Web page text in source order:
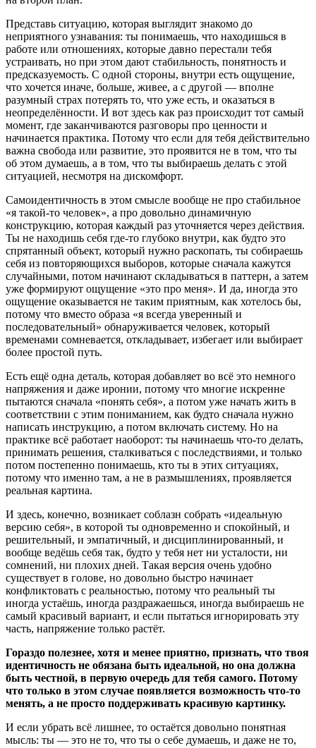
Представь ситуацию, которая выглядит знакомо до
неприятного узнавания: ты понимаешь, что находишься в
работе или отношениях, которые давно перестали тебя
устраивать, но при этом дают стабильность, понятность и
предсказуемость. С одной стороны, внутри есть ощущение,
что хочется иначе, больше, живее, а с другой — вполне
разумный страх потерять то, что уже есть, и оказаться в
неопределённости. И вот здесь как раз происходит тот самый
момент, где заканчиваются разговоры про ценности и
начинается практика. Потому что если для тебя действительно
важна свобода или развитие, это проявится не в том, что ты
об этом думаешь, а в том, что ты выбираешь делать с этой
ситуацией, несмотря на дискомфорт.
Самоидентичность в этом смысле вообще не про стабильное
«я такой-то человек», а про довольно динамичную
конструкцию, которая каждый раз уточняется через действия.
Ты не находишь себя где-то глубоко внутри, как будто это
спрятанный объект, который нужно раскопать, ты собираешь
себя из повторяющихся выборов, которые сначала кажутся
случайными, потом начинают складываться в паттерн, а затем
уже формируют ощущение «это про меня». И да, иногда это
ощущение оказывается не таким приятным, как хотелось бы,
потому что вместо образа «я всегда уверенный и
последовательный» обнаруживается человек, который
временами сомневается, откладывает, избегает или выбирает
более простой путь.
Есть ещё одна деталь, которая добавляет во всё это немного
напряжения и даже иронии, потому что многие искренне
пытаются сначала «понять себя», а потом уже начать жить в
соответствии с этим пониманием, как будто сначала нужно
написать инструкцию, а потом включать систему. Но на
практике всё работает наоборот: ты начинаешь что-то делать,
принимать решения, сталкиваться с последствиями, и только
потом постепенно понимаешь, кто ты в этих ситуациях,
потому что именно там, а не в размышлениях, проявляется
реальная картина.
И здесь, конечно, возникает соблазн собрать «идеальную
версию себя», в которой ты одновременно и спокойный, и
решительный, и эмпатичный, и дисциплинированный, и
вообще ведёшь себя так, будто у тебя нет ни усталости, ни
сомнений, ни плохих дней. Такая версия очень удобно
существует в голове, но довольно быстро начинает
конфликтовать с реальностью, потому что реальный ты
иногда устаёшь, иногда раздражаешься, иногда выбираешь не
самый красивый вариант, и если пытаться игнорировать эту
часть, напряжение только растёт.
Гораздо полезнее, хотя и менее приятно, признать, что твоя
идентичность не обязана быть идеальной, но она должна
быть честной, в первую очередь для тебя самого. Потому
что только в этом случае появляется возможность что-то
менять, а не просто поддерживать красивую картинку.
И если убрать всё лишнее, то остаётся довольно понятная
мысль: ты — это не то, что ты о себе думаешь, и даже не то,